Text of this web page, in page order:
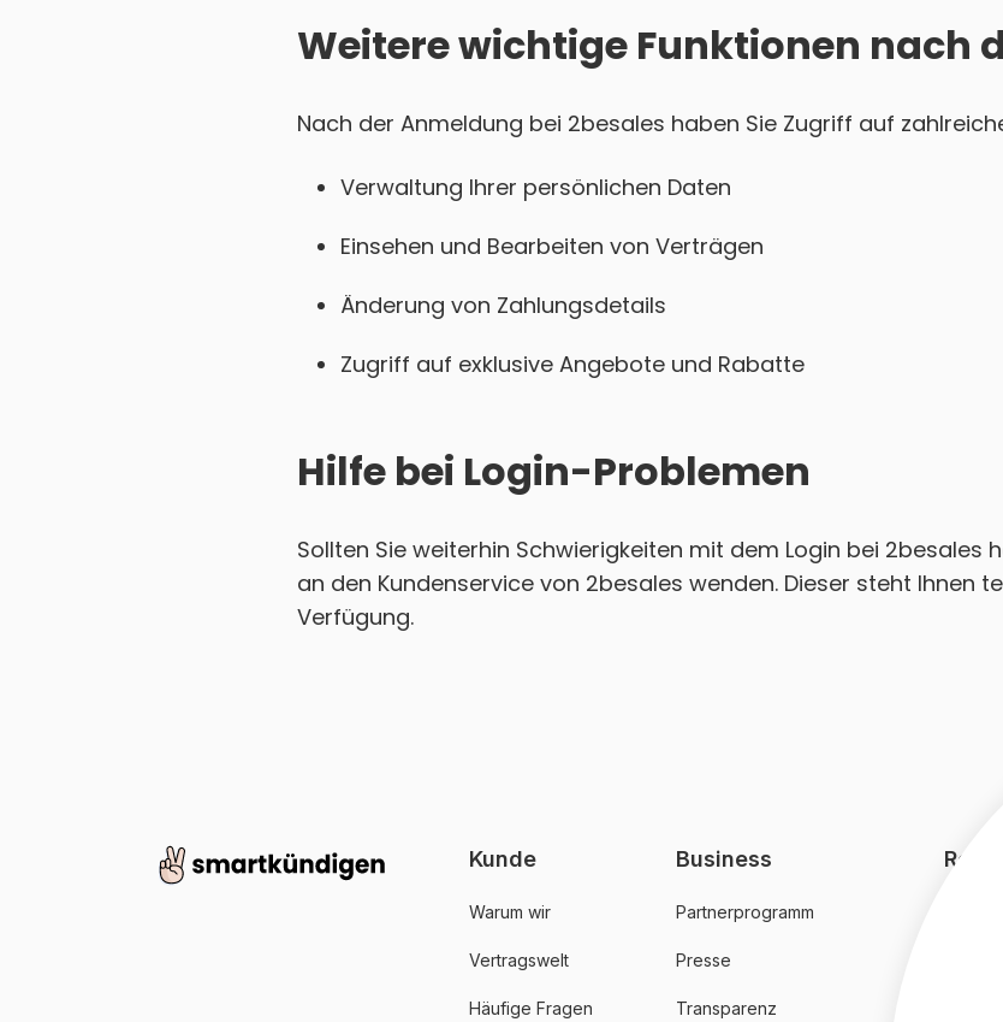
Weitere wichtige Funktionen nach
Nach der Anmeldung bei 2besales haben Sie Zugriff auf
Verwaltung Ihrer persönlichen Daten
Einsehen und Bearbeiten von Verträgen
Änderung von Zahlungsdetails
Zugriff auf exklusive Angebote und Rabatte
Hilfe bei Login-Problemen
Sollten Sie weiterhin Schwierigkeiten mit dem Login bei 2besales
an den Kundenservice von 2besales wenden. Dieser steht Ihnen
Verfügung.
Kunde
Warum wir
Vertragswelt
Häufige Fragen
Business
Partnerprogramm
Presse
Transparenz